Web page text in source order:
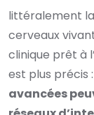
littéralement
cerveaux
clinique prêt à
est plus précis :
avancées